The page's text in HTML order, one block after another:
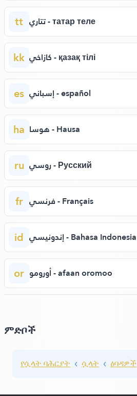
tt تتاري - татар теле
kk كازاخي - қазақ тілі
es إسباني - español
ha هوسا - Hausa
ru روسي - Русский
fr فرنسي - Français
id إندونيسي - Bahasa Indonesia
or أورومو - afaan oromoo
ምድቦች
የሷላት ባሕርያት ሷላት ዕባዳዎች